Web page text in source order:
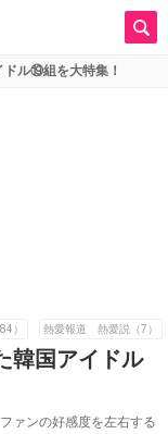
ル⑲組を大特集！
） 熱愛報道 熱愛説（7）
韓国アイドル
ァンの好感度を左右する